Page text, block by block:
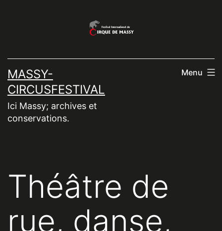
MASSY-
CIRCUSFESTIVAL
Ici Massy; archives et
conservations.
Menu
Théâtre de
rue, danse,